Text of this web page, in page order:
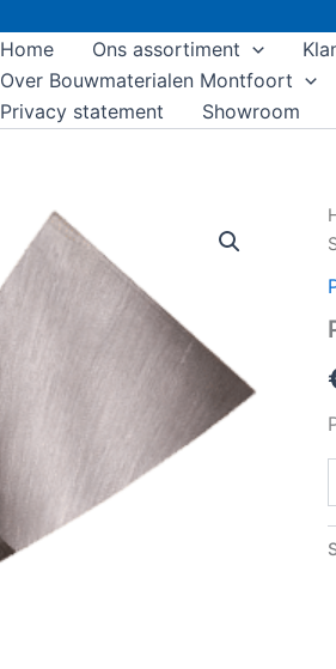
Home Ons assortiment
Over Bouwmaterialen Montfoort
Privacy statement
Showroom